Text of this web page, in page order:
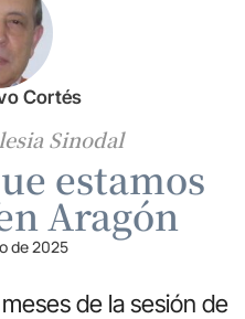
Cortés
Sinodal
estamos
Aragón
de 2025
de la sesión de